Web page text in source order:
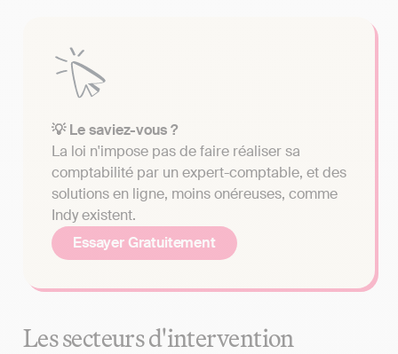
💡 Le saviez-vous ?
La loi n'impose pas de faire réaliser sa
comptabilité par un expert-comptable, et des
solutions en ligne, moins onéreuses, comme
Indy existent.
Essayer Gratuitement
Les secteurs d'intervention